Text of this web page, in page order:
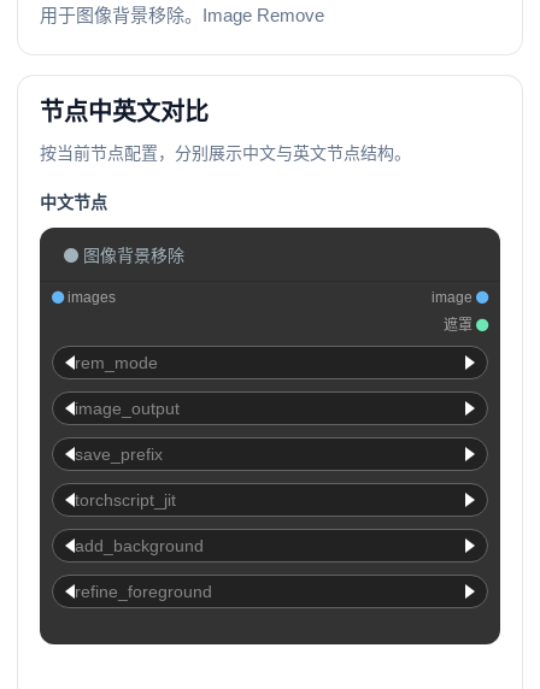
用于图像背景移除。Image Remove
节点中英文对比
按当前节点配置，分别展示中文与英文节点结构。
中文节点
图像背景移除
images
image
遮罩
rem_mode
image_output
save_prefix
torchscript_jit
add_background
refine_foreground